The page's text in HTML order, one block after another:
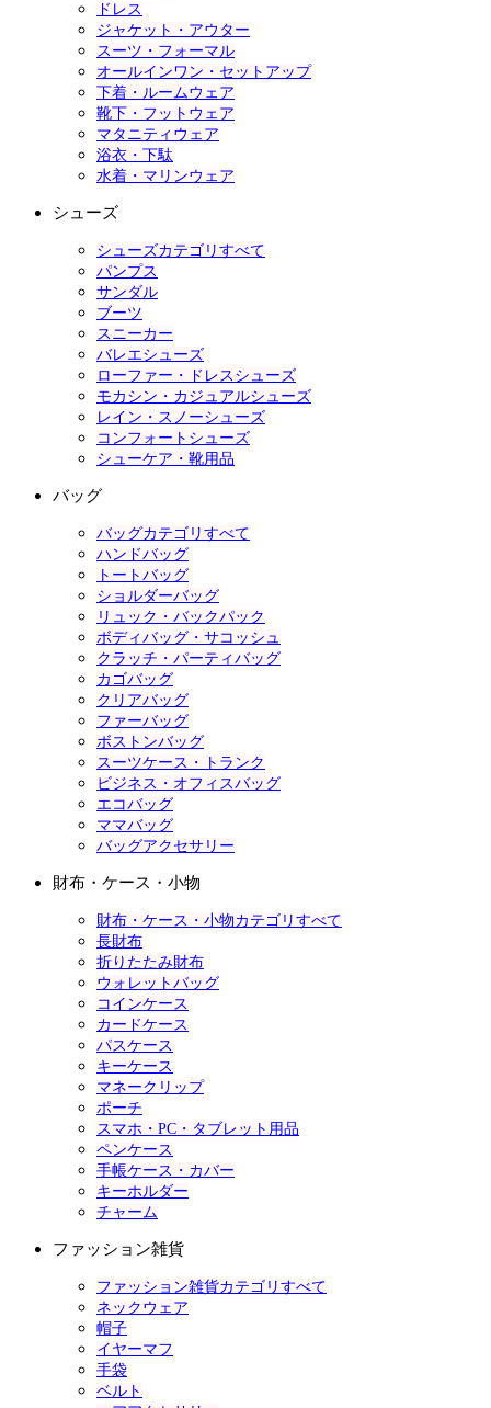
ドレス
ジャケット・アウター
スーツ・フォーマル
オールインワン・セットアップ
下着・ルームウェア
靴下・フットウェア
マタニティウェア
浴衣・下駄
水着・マリンウェア
シューズ
シューズカテゴリすべて
パンプス
サンダル
ブーツ
スニーカー
バレエシューズ
ローファー・ドレスシューズ
モカシン・カジュアルシューズ
レイン・スノーシューズ
コンフォートシューズ
シューケア・靴用品
バッグ
バッグカテゴリすべて
ハンドバッグ
トートバッグ
ショルダーバッグ
リュック・バックパック
ボディバッグ・サコッシュ
クラッチ・パーティバッグ
カゴバッグ
クリアバッグ
ファーバッグ
ボストンバッグ
スーツケース・トランク
ビジネス・オフィスバッグ
エコバッグ
ママバッグ
バッグアクセサリー
財布・ケース・小物
財布・ケース・小物カテゴリすべて
長財布
折りたたみ財布
ウォレットバッグ
コインケース
カードケース
パスケース
キーケース
マネークリップ
ポーチ
スマホ・PC・タブレット用品
ペンケース
手帳ケース・カバー
キーホルダー
チャーム
ファッション雑貨
ファッション雑貨カテゴリすべて
ネックウェア
帽子
イヤーマフ
手袋
ベルト